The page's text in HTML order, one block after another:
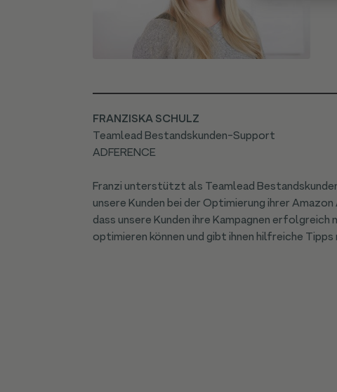
FRANZISKA SCHULZ
Teamlead Bestandskunden-Support
ADFERENCE
Franzi unterstützt als Teamlead
unsere Kunden bei der Optimierung ihrer
dass unsere Kunden ihre Kampagnen erfolgreich
optimieren können und gibt ihnen hilfreiche Tipps